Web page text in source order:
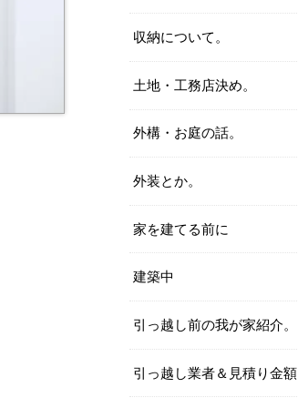
収納について。
土地・工務店決め。
外構・お庭の話。
外装とか。
家を建てる前に
建築中
引っ越し前の我が家紹介。
引っ越し業者＆見積り金額